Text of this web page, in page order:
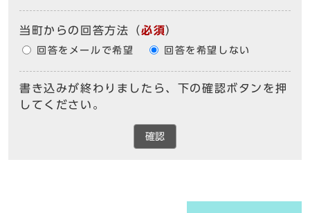
当町からの回答方法 （必須）
回答をメールで希望 回答を希望しない
書き込みが終わりましたら、下の確認ボタンを押
してください。
確認